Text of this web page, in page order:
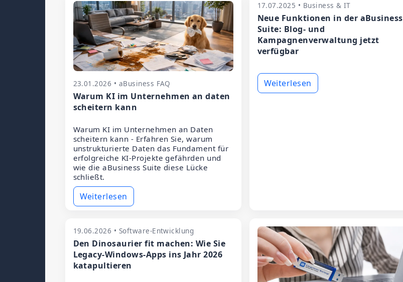
23.01.2026 • aBusiness FAQ
Warum KI im Unternehmen an daten
scheitern kann
Warum KI im Unternehmen an Daten
scheitern kann - Erfahren Sie, warum
unstrukturierte Daten das Fundament für
erfolgreiche KI-Projekte gefährden und
wie die aBusiness Suite diese Lücke
schließt.
Weiterlesen
17.07.2025 • Business & IT
Neue Funktionen in der aBusiness
Suite: Blog- und
Kampagnenverwaltung jetzt
verfügbar
Weiterlesen
19.06.2026 • Software-Entwicklung
Den Dinosaurier fit machen: Wie Sie
Legacy-Windows-Apps ins Jahr 2026
katapultieren